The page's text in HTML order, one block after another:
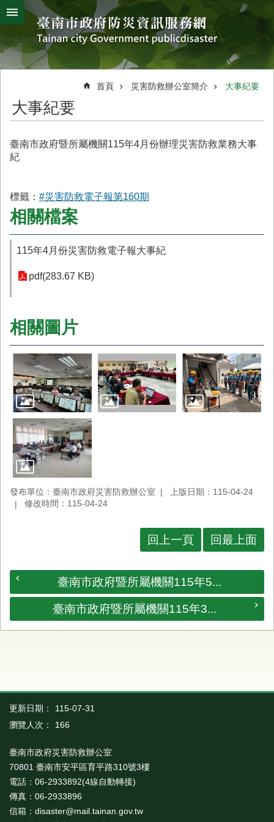
跳到主要內容區塊
搜
尋
進
階
搜
熱
字
颱
風
災
害
救
辦
簡
介
災
防
新
專
區
便
民
服
務
網
站
導
覽
回
首
首頁 災害防救辦公室簡介 大事紀要
大事紀要
臺南市政府暨所屬機關115年4月份辦理災害防救業務大事
紀
標籤： #災害防救電子報第160期
相關檔案
115年4月份災害防救電子報大事紀
pdf(283.67 KB)
相關圖片
發布單位：臺南市政府災害防救辦公室
上版日期：115-04-24
修改時間：115-04-24
回上一頁 回最上面
臺南市政府暨所屬機關115年5...
臺南市政府暨所屬機關115年3...
更新日期：
115-07-31
瀏覽人次：
166
臺南市政府災害防救辦公室
70801 臺南市安平區育平路310號3樓
電話：06-2933892(4線自動轉接)
傳真：06-2933896
信箱：disaster@mail.tainan.gov.tw